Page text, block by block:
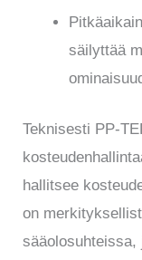
säilyttää
Teknisesti PP-
hallitsee
on